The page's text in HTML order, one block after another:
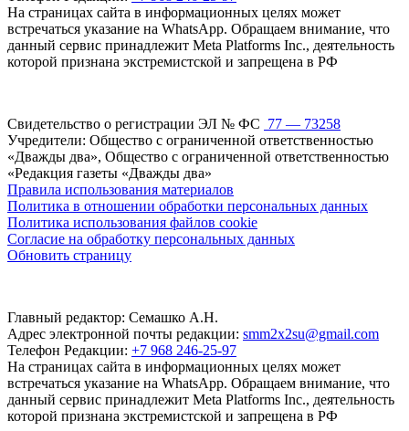
На страницах сайта в информационных целях может
встречаться указание на WhatsApp. Обращаем внимание, что
данный сервис принадлежит Meta Platforms Inc., деятельность
которой признана экстремистской и запрещена в РФ
Свидетельство о регистрации ЭЛ № ФС 77 — 73258
Учредители: Общество с ограниченной ответственностью
«Дважды два», Общество с ограниченной ответственностью
«Редакция газеты «Дважды два»
Правила использования материалов
Политика в отношении обработки персональных данных
Политика использования файлов cookie
Согласие на обработку персональных данных
Обновить страницу
Главный редактор: Семашко А.Н.
Адрес электронной почты редакции: smm2x2su@gmail.com
Телефон Редакции: +7 968 246-25-97
На страницах сайта в информационных целях может
встречаться указание на WhatsApp. Обращаем внимание, что
данный сервис принадлежит Meta Platforms Inc., деятельность
которой признана экстремистской и запрещена в РФ